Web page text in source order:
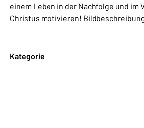
einem Leben in der Nachfolge und im
Christus motivieren!
Kategorie